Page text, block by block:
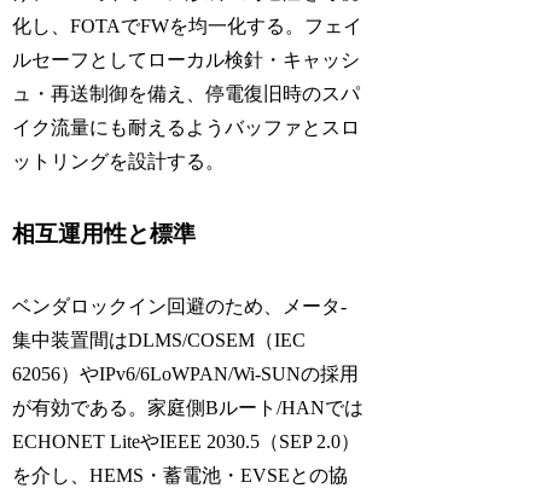
化し、FOTAでFWを均一化する。フェイ
ルセーフとしてローカル検針・キャッシ
ュ・再送制御を備え、停電復旧時のスパ
イク流量にも耐えるようバッファとスロ
ットリングを設計する。
相互運用性と標準
ベンダロックイン回避のため、メータ-
集中装置間はDLMS/COSEM（IEC
62056）やIPv6/6LoWPAN/Wi-SUNの採用
が有効である。家庭側Bルート/HANでは
ECHONET LiteやIEEE 2030.5（SEP 2.0）
を介し、HEMS・蓄電池・EVSEとの協